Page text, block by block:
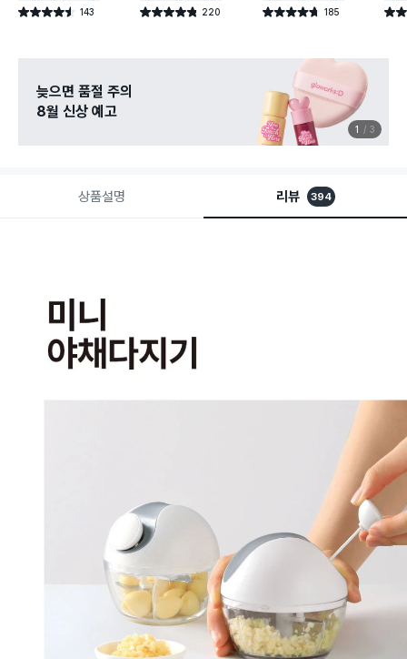
별점 4.5점 143
건 작성 별점 4.8점 220
건 작성 별점 4.7점 185
건 작성 별점
늦으면 품절 주의
8월 신상 예고
1 3
상품설명 리뷰 394